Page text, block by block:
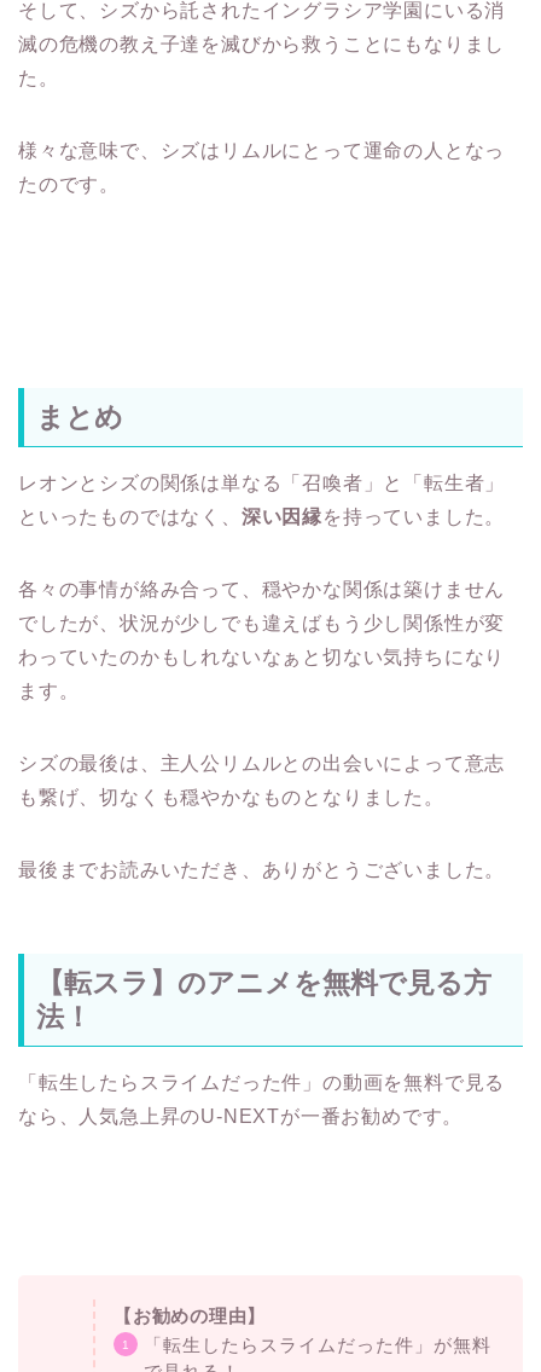
そして、シズから託されたイングラシア学園にいる消
滅の危機の教え子達を滅びから救うことにもなりまし
た。
様々な意味で、シズはリムルにとって運命の人となっ
たのです。
まとめ
レオンとシズの関係は単なる「召喚者」と「転生者」
といったものではなく、 深い因縁を持っていました。
各々の事情が絡み合って、穏やかな関係は築けません
でしたが、状況が少しでも違えばもう少し関係性が変
わっていたのかもしれないなぁと切ない気持ちになり
ます。
シズの最後は、主人公リムルとの出会いによって意志
も繋げ、切なくも穏やかなものとなりました。
最後までお読みいただき、ありがとうございました。
【転スラ】のアニメを無料で見る方
法！
「転生したらスライムだった件」の動画を無料で見る
なら、人気急上昇のU-NEXTが一番お勧めです。
【お勧めの理由】
「転生したらスライムだった件」が無料